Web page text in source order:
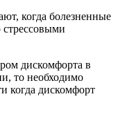
когда болезненные
дискомфорта в
то необходимо
когда дискомфорт